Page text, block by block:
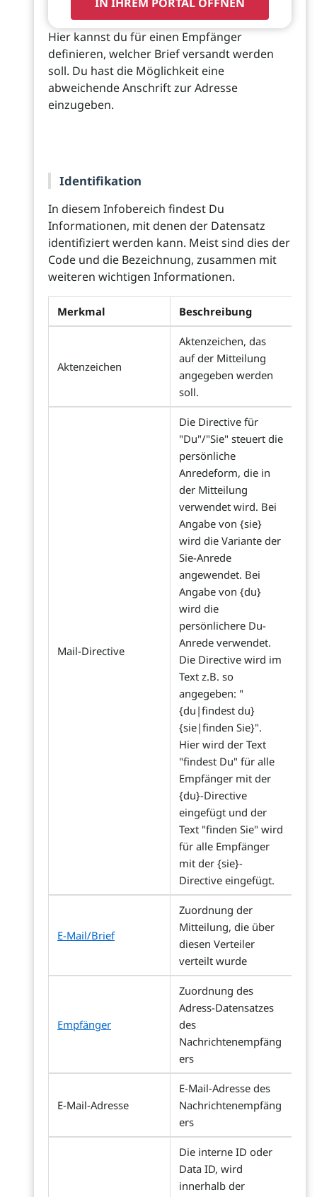
Hier kannst du für einen Empfänger
definieren, welcher Brief versandt werden
soll. Du hast die Möglichkeit eine
abweichende Anschrift zur Adresse
einzugeben.
Identifikation
In diesem Infobereich findest Du
Informationen, mit denen der Datensatz
identifiziert werden kann. Meist sind dies der
Code und die Bezeichnung, zusammen mit
weiteren wichtigen Informationen.
Merkmal Beschreibung
Aktenzeichen
Aktenzeichen, das
auf der Mitteilung
angegeben werden
soll.
Mail-Directive
Die Directive für
"Du"/"Sie" steuert die
persönliche
Anredeform, die in
der Mitteilung
verwendet wird. Bei
Angabe von {sie}
wird die Variante der
Sie-Anrede
angewendet. Bei
Angabe von {du}
wird die
persönlichere Du-
Anrede verwendet.
Die Directive wird im
Text z.B. so
angegeben: "
{du|findest du}
{sie|finden Sie}".
Hier wird der Text
"findest Du" für alle
Empfänger mit der
{du}-Directive
eingefügt und der
Text "finden Sie" wird
für alle Empfänger
mit der {sie}-
Directive eingefügt.
E-Mail/Brief
Zuordnung der
Mitteilung, die über
diesen Verteiler
verteilt wurde
Empfänger
Zuordnung des
Adress-Datensatzes
des
Nachrichtenempfäng
ers
E-Mail-Adresse
E-Mail-Adresse des
Nachrichtenempfäng
ers
Die interne ID oder
Data ID, wird
innerhalb der